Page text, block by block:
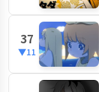
37
▼11